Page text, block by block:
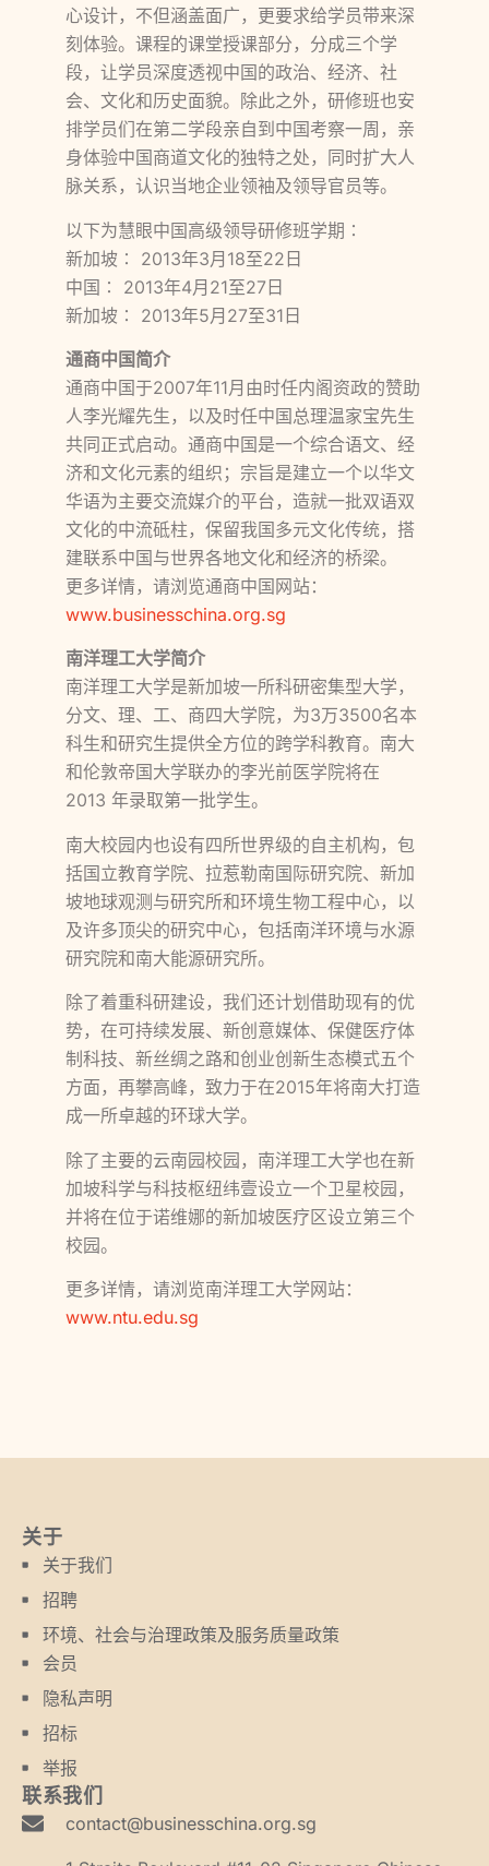
心设计，不但涵盖面广，更要求给学员带来深
刻体验。课程的课堂授课部分，分成三个学
段，让学员深度透视中国的政治、经济、社
会、文化和历史面貌。除此之外，研修班也安
排学员们在第二学段亲自到中国考察一周，亲
身体验中国商道文化的独特之处，同时扩大人
脉关系，认识当地企业领袖及领导官员等。
以下为慧眼中国高级领导研修班学期∶
新加坡∶ 2013年3月18至22日
中国∶ 2013年4月21至27日
新加坡∶ 2013年5月27至31日
通商中国简介
通商中国于2007年11月由时任内阁资政的赞助
人李光耀先生，以及时任中国总理温家宝先生
共同正式启动。通商中国是一个综合语文、经
济和文化元素的组织；宗旨是建立一个以华文
华语为主要交流媒介的平台，造就一批双语双
文化的中流砥柱，保留我国多元文化传统，搭
建联系中国与世界各地文化和经济的桥梁。
更多详情，请浏览通商中国网站：
www.businesschina.org.sg
南洋理工大学简介
南洋理工大学是新加坡一所科研密集型大学，
分文、理、工、商四大学院，为3万3500名本
科生和研究生提供全方位的跨学科教育。南大
和伦敦帝国大学联办的李光前医学院将在
2013 年录取第一批学生。
南大校园内也设有四所世界级的自主机构，包
括国立教育学院、拉惹勒南国际研究院、新加
坡地球观测与研究所和环境生物工程中心，以
及许多顶尖的研究中心，包括南洋环境与水源
研究院和南大能源研究所。
除了着重科研建设，我们还计划借助现有的优
势，在可持续发展、新创意媒体、保健医疗体
制科技、新丝绸之路和创业创新生态模式五个
方面，再攀高峰，致力于在2015年将南大打造
成一所卓越的环球大学。
除了主要的云南园校园，南洋理工大学也在新
加坡科学与科技枢纽纬壹设立一个卫星校园，
并将在位于诺维娜的新加坡医疗区设立第三个
校园。
更多详情，请浏览南洋理工大学网站：
www.ntu.edu.sg
关于
关于我们
招聘
环境、社会与治理政策及服务质量政策
会员
隐私声明
招标
举报
联系我们
contact@businesschina.org.sg